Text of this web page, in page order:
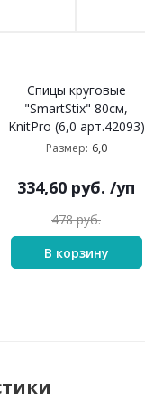
Спицы круговые
"SmartStix" 80см,
KnitPro (6,0 арт.42093)
Размер: 6,0
334,60 руб. /уп
478руб.
В корзину